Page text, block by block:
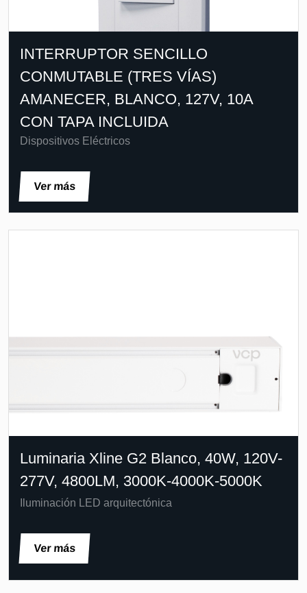
INTERRUPTOR SENCILLO
CONMUTABLE (TRES VÍAS)
AMANECER, BLANCO, 127V, 10A
CON TAPA INCLUIDA
Dispositivos Eléctricos
Ver más
Luminaria Xline G2 Blanco, 40W, 120V-
277V, 4800LM, 3000K-4000K-5000K
Iluminación LED arquitectónica
Ver más